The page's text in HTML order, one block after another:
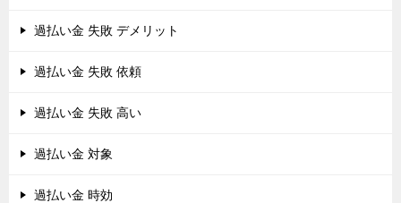
過払い金 失敗 デメリット
過払い金 失敗 依頼
過払い金 失敗 高い
過払い金 対象
過払い金 時効